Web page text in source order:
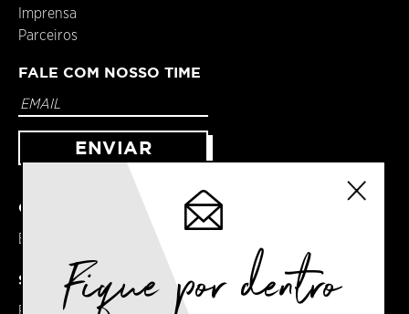
Imprensa
Parceiros
FALE COM NOSSO TIME
CONTATO
Email: contato@espressocompany.com.br
SOCIAIS